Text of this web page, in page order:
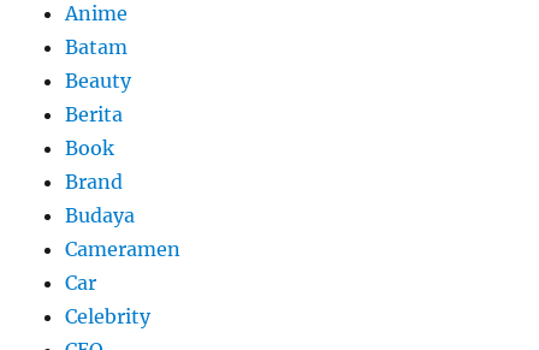
Anime
Batam
Beauty
Berita
Book
Brand
Budaya
Cameramen
Car
Celebrity